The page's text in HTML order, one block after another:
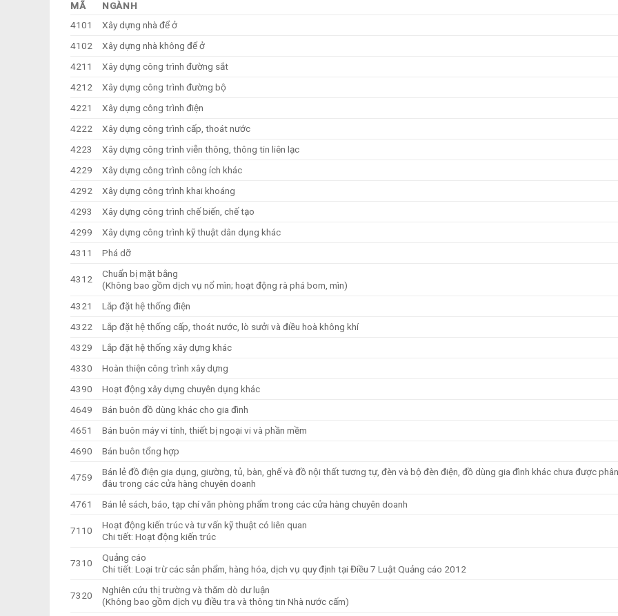
MÃ
NGÀNH
4101
Xây dựng nhà để ở
4102
Xây dựng nhà không để ở
4211
Xây dựng công trình đường sắt
4212
Xây dựng công trình đường bộ
4221
Xây dựng công trình điện
4222
Xây dựng công trình cấp, thoát nước
4223
Xây dựng công trình viễn thông, thông tin liên lạc
4229
Xây dựng công trình công ích khác
4292
Xây dựng công trình khai khoáng
4293
Xây dựng công trình chế biến, chế tạo
4299
Xây dựng công trình kỹ thuật dân dụng khác
4311
Phá dỡ
4312
Chuẩn bị mặt bằng
(Không bao gồm dịch vụ nổ mìn; hoạt động rà phá bom, mìn)
4321
Lắp đặt hệ thống điện
4322
Lắp đặt hệ thống cấp, thoát nước, lò sưởi và điều hoà không khí
4329
Lắp đặt hệ thống xây dựng khác
4330
Hoàn thiện công trình xây dựng
4390
Hoạt động xây dựng chuyên dụng khác
4649
Bán buôn đồ dùng khác cho gia đình
4651
Bán buôn máy vi tính, thiết bị ngoại vi và phần mềm
4690
Bán buôn tổng hợp
4759
Bán lẻ đồ điện gia dụng, giường, tủ, bàn, ghế và đồ nội thất tương tự, đèn và bộ đèn điện, đồ dùng gia đình khác chưa được
đâu trong các cửa hàng chuyên doanh
4761
Bán lẻ sách, báo, tạp chí văn phòng phẩm trong các cửa hàng chuyên doanh
7110
Hoạt động kiến trúc và tư vấn kỹ thuật có liên quan
Chi tiết: Hoạt động kiến trúc
7310
Quảng cáo
Chi tiết: Loại trừ các sản phẩm, hàng hóa, dịch vụ quy định tại Điều 7 Luật Quảng cáo 2012
7320
Nghiên cứu thị trường và thăm dò dư luận
(Không bao gồm dịch vụ điều tra và thông tin Nhà nước cấm)